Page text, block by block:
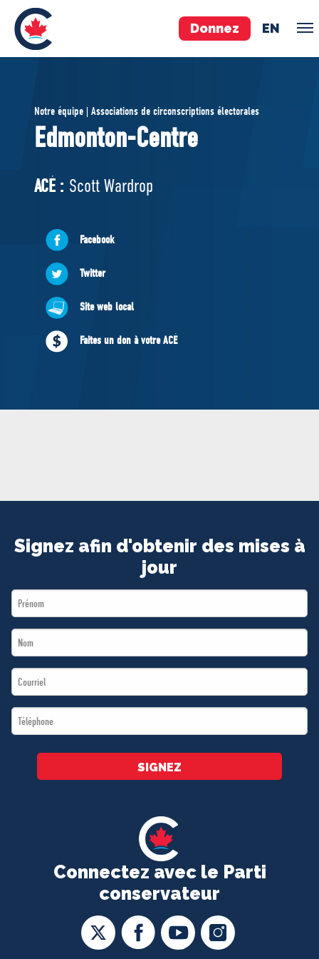
Donnez EN
ÉQUIPE
Pierre Poilievre
Vos députés conservateurs
Cabinet fantôme
Exécutif national
À PROPOS
Documents constitutifs
MÉDIAS
BÉNÉVOLE
Notre équipe | Associations de circonscriptions électorales
Edmonton-Centre
ACÉ : Scott Wardrop
Facebook
Twitter
Site web local
Faites un don à votre ACÉ
Connectez avec le Parti
conservateur
Signez afin d'obtenir des mises à
jour
First
Name
Last
Name
Email
*
Téléphone
*
SIGNEZ